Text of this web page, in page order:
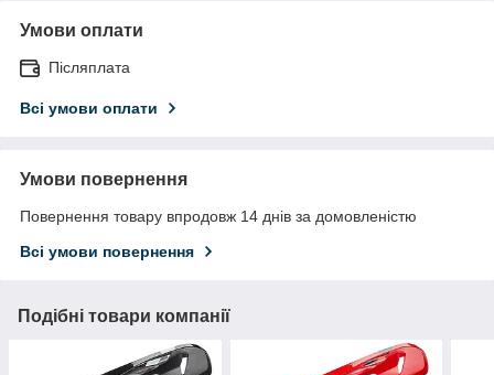
Умови оплати
Післяплата
Всі умови оплати
Умови повернення
Повернення товару впродовж 14 днів за домовленістю
Всі умови повернення
Подібні товари компанії